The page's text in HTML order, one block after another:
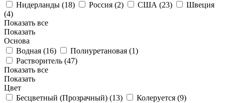
Нидерланды (18) Россия (2) США (23)
Швеция
(4)
Показать все
Показать
Основа
Водная (16) Полиуретановая (1)
Растворитель (47)
Показать все
Показать
Цвет
Бесцветный (Прозрачный) (13) Колеруется (9)